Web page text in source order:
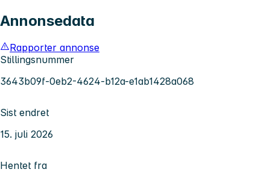
Annonsedata
Rapporter annonse
Stillingsnummer
3643b09f-0eb2-4624-b12a-e1ab1428a068
Sist endret
15. juli 2026
Hentet fra